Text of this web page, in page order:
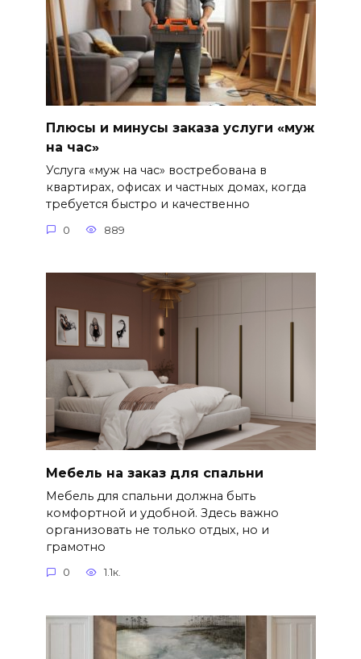
Плюсы и минусы заказа услуги «муж
на час»
Услуга «муж на час» востребована в
квартирах, офисах и частных домах, когда
требуется быстро и качественно
0 889
Мебель на заказ для спальни
Мебель для спальни должна быть
комфортной и удобной. Здесь важно
организовать не только отдых, но и
грамотно
0 1.1к.